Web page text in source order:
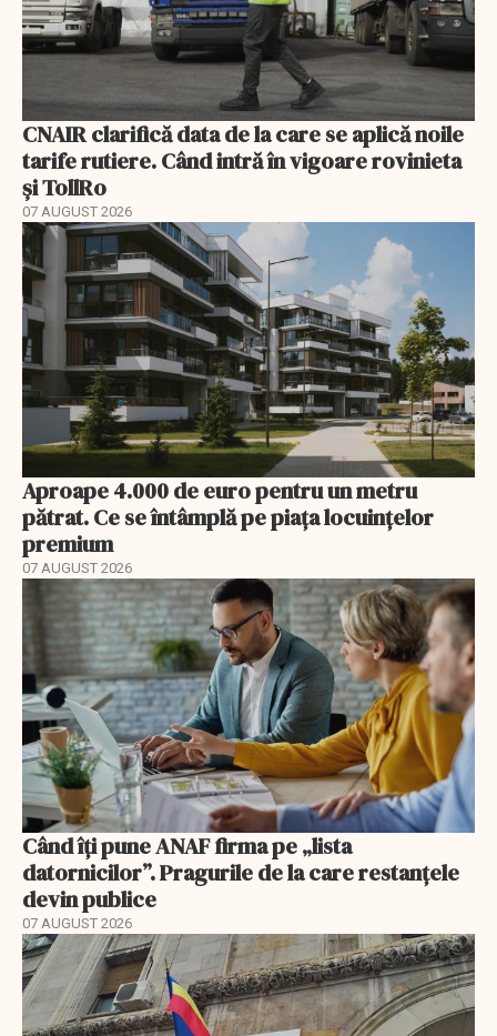
CNAIR clarifică data de la care se aplică noile
tarife rutiere. Când intră în vigoare rovinieta
și TollRo
07 AUGUST 2026
Aproape 4.000 de euro pentru un metru
pătrat. Ce se întâmplă pe piața locuințelor
premium
07 AUGUST 2026
Când îți pune ANAF firma pe „lista
datornicilor”. Pragurile de la care restanțele
devin publice
07 AUGUST 2026